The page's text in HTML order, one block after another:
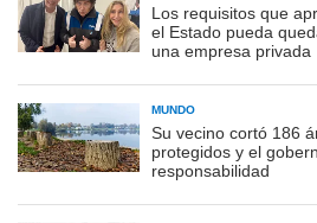
Los requisitos que
el Estado pueda
una empresa privada
MUNDO
Su vecino cortó 186
protegidos y el
responsabilidad